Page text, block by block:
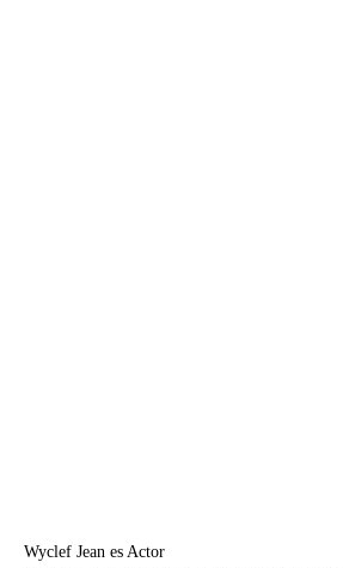
Wyclef Jean es Actor